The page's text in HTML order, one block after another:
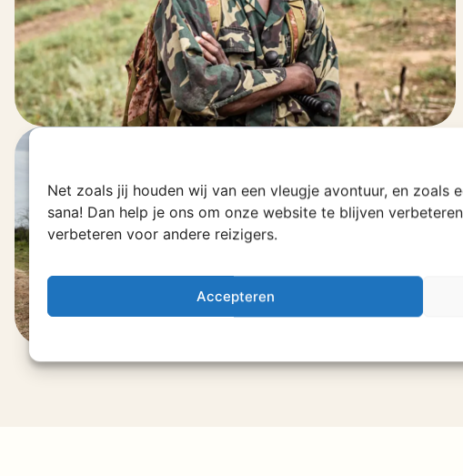
Net zoals jij houden wij van een vleugje avontuur, en
sana! Dan help je ons om onze website te blijven
verbeteren voor andere reizigers.
Accepteren